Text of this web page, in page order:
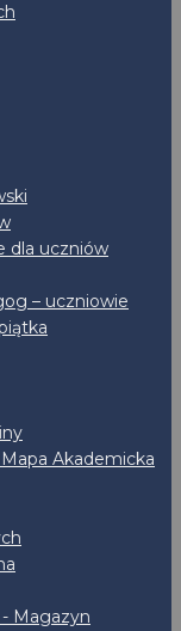
dla uczniów
– uczniowie
Akademicka
Magazyn